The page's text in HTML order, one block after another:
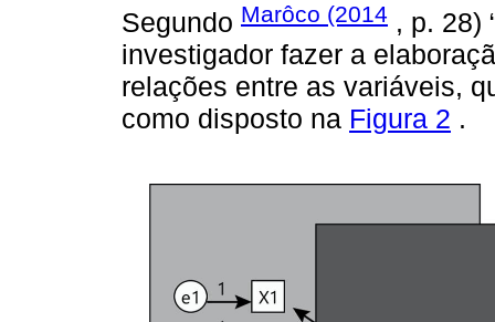
Segundo Marôco (2014 , p. 28)
investigador fazer a
relações entre as variáveis,
como disposto na Figura 2 .